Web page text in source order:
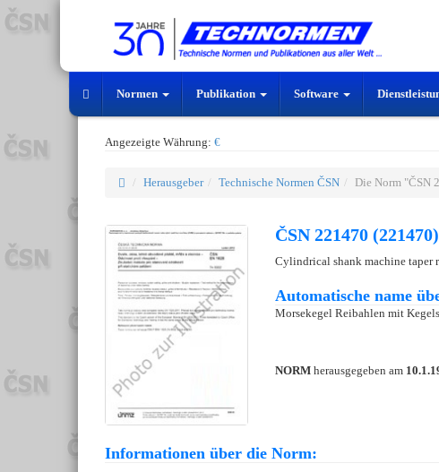
Normen Publikation Software
Angezeigte Währung: €
Herausgeber Technische Normen ČSN Die Norm "ČSN
ČSN 221470 (221470)
Cylindrical shank machine taper
Automatische name
Morsekegel Reibahlen mit
NORM herausgegeben am
Informationen über die Norm: